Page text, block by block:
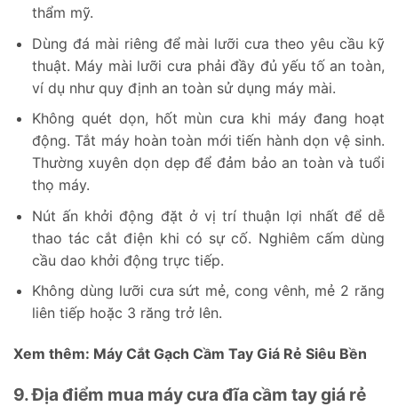
thẩm mỹ.
Dùng đá mài riêng để mài lưỡi cưa theo yêu cầu kỹ
thuật. Máy mài lưỡi cưa phải đầy đủ yếu tố an toàn,
ví dụ như quy định an toàn sử dụng máy mài.
Không quét dọn, hốt mùn cưa khi máy đang hoạt
động. Tắt máy hoàn toàn mới tiến hành dọn vệ sinh.
Thường xuyên dọn dẹp để đảm bảo an toàn và tuổi
thọ máy.
Nút ấn khởi động đặt ở vị trí thuận lợi nhất để dễ
thao tác cắt điện khi có sự cố. Nghiêm cấm dùng
cầu dao khởi động trực tiếp.
Không dùng lưỡi cưa sứt mẻ, cong vênh, mẻ 2 răng
liên tiếp hoặc 3 răng trở lên.
Xem thêm: Máy Cắt Gạch Cầm Tay Giá Rẻ Siêu Bền
9. Địa điểm mua máy cưa đĩa cầm tay giá rẻ